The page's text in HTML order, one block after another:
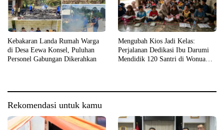
Kebakaran Landa Rumah Warga
di Desa Eewa Konsel, Puluhan
Personel Gabungan Dikerahkan
Mengubah Kios Jadi Kelas:
Perjalanan Dedikasi Ibu Darumi
Mendidik 120 Santri di Wonua
Rekomendasi untuk kamu